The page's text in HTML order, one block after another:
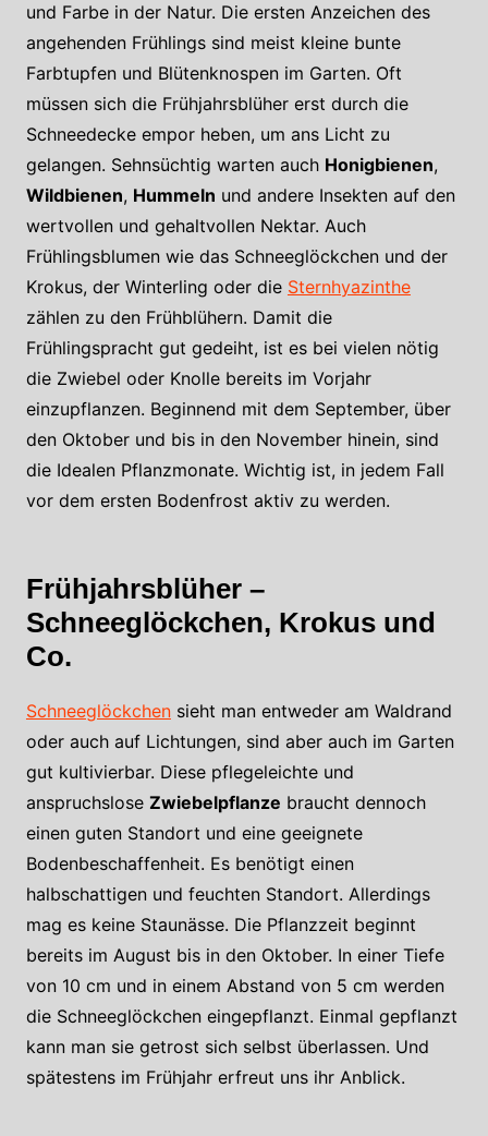
und Farbe in der Natur. Die ersten Anzeichen des
angehenden Frühlings sind meist kleine bunte
Farbtupfen und Blütenknospen im Garten. Oft
müssen sich die Frühjahrsblüher erst durch die
Schneedecke empor heben, um ans Licht zu
gelangen. Sehnsüchtig warten auch Honigbienen,
Wildbienen, Hummeln und andere Insekten auf den
wertvollen und gehaltvollen Nektar. Auch
Frühlingsblumen wie das Schneeglöckchen und der
Krokus, der Winterling oder die Sternhyazinthe
zählen zu den Frühblühern. Damit die
Frühlingspracht gut gedeiht, ist es bei vielen nötig
die Zwiebel oder Knolle bereits im Vorjahr
einzupflanzen. Beginnend mit dem September, über
den Oktober und bis in den November hinein, sind
die Idealen Pflanzmonate. Wichtig ist, in jedem Fall
vor dem ersten Bodenfrost aktiv zu werden.
Frühjahrsblüher –
Schneeglöckchen, Krokus und
Co.
Schneeglöckchensieht man entweder am Waldrand
oder auch auf Lichtungen, sind aber auch im Garten
gut kultivierbar. Diese pflegeleichte und
anspruchslose Zwiebelpflanze braucht dennoch
einen guten Standort und eine geeignete
Bodenbeschaffenheit. Es benötigt einen
halbschattigen und feuchten Standort. Allerdings
mag es keine Staunässe. Die Pflanzzeit beginnt
bereits im August bis in den Oktober. In einer Tiefe
von 10 cm und in einem Abstand von 5 cm werden
die Schneeglöckchen eingepflanzt. Einmal gepflanzt
kann man sie getrost sich selbst überlassen. Und
spätestens im Frühjahr erfreut uns ihr Anblick.